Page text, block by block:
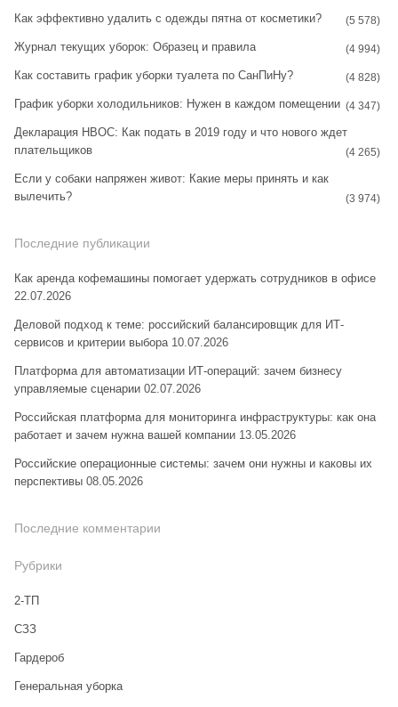
Как эффективно удалить с одежды пятна от косметики? (5 578)
Журнал текущих уборок: Образец и правила (4 994)
Как составить график уборки туалета по СанПиНу? (4 828)
График уборки холодильников: Нужен в каждом помещении (4 347)
Декларация НВОС: Как подать в 2019 году и что нового ждет
плательщиков
(4 265)
Если у собаки напряжен живот: Какие меры принять и как
вылечить?
(3 974)
Последние публикации
Как аренда кофемашины помогает удержать сотрудников в офисе
22.07.2026
Деловой подход к теме: российский балансировщик для ИТ-
сервисов и критерии выбора 10.07.2026
Платформа для автоматизации ИТ-операций: зачем бизнесу
управляемые сценарии 02.07.2026
Российская платформа для мониторинга инфраструктуры: как она
работает и зачем нужна вашей компании 13.05.2026
Российские операционные системы: зачем они нужны и каковы их
перспективы 08.05.2026
Последние комментарии
Рубрики
2-ТП
CЗЗ
Гардероб
Генеральная уборка